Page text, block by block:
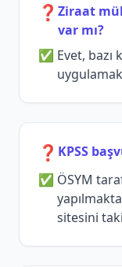
❓ Ziraat
var mı?
Evet,
❓ KPSS
ÖSYM
sitesini